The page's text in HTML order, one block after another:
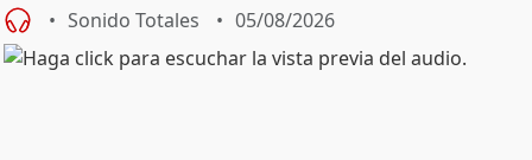
Sonido Totales 05/08/2026